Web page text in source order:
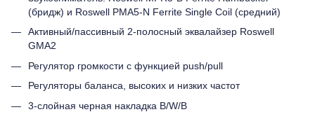
(бридж) и Roswell PMA5-N Ferrite Single Coil (средний)
Активный/пассивный 2-полосный эквалайзер Roswell
GMA2
Регулятор громкости с функцией push/pull
Регуляторы баланса, высоких и низких частот
3-слойная черная накладка B/W/B